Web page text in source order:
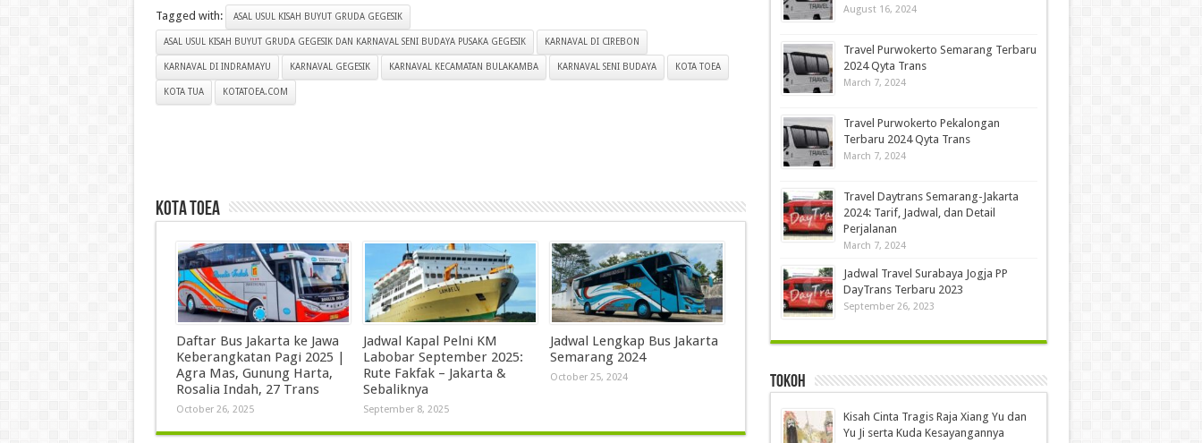
Tagged with: ASAL USUL KISAH BUYUT GRUDA GEGESIK
ASAL USUL KISAH BUYUT GRUDA GEGESIK DAN KARNAVAL SENI BUDAYA PUSAKA GEGESIK KARNAVAL DI CIREBON
KARNAVAL DI INDRAMAYU KARNAVAL GEGESIK KARNAVAL KECAMATAN BULAKAMBA KARNAVAL SENI BUDAYA KOTA TOEA
KOTA TUA KOTATOEA.COM
kota toea
Daftar Bus Jakarta ke Jawa
Keberangkatan Pagi 2025 |
Agra Mas, Gunung Harta,
Rosalia Indah, 27 Trans
October 26, 2025
Jadwal Kapal Pelni KM
Labobar September 2025:
Rute Fakfak – Jakarta &
Sebaliknya
September 8, 2025
Jadwal Lengkap Bus Jakarta
Semarang 2024
October 25, 2024
August 16, 2024
Travel Purwokerto Semarang Terbaru
2024 Qyta Trans
March 7, 2024
Travel Purwokerto Pekalongan
Terbaru 2024 Qyta Trans
March 7, 2024
Travel Daytrans Semarang-Jakarta
2024: Tarif, Jadwal, dan Detail
Perjalanan
March 7, 2024
Jadwal Travel Surabaya Jogja PP
DayTrans Terbaru 2023
September 26, 2023
Tokoh
Kisah Cinta Tragis Raja Xiang Yu dan
Yu Ji serta Kuda Kesayangannya